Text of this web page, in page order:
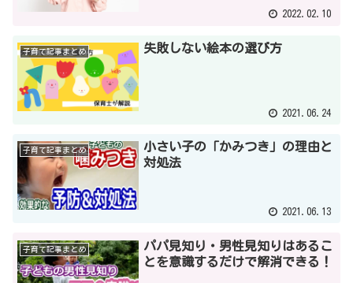
2022.02.10
子育て記事まとめ 失敗しない絵本の選び方
2021.06.24
子育て記事まとめ
小さい子の「かみつき」の理由と
対処法
2021.06.13
子育て記事まとめ
パパ見知り・男性見知りはあるこ
とを意識するだけで解消できる！